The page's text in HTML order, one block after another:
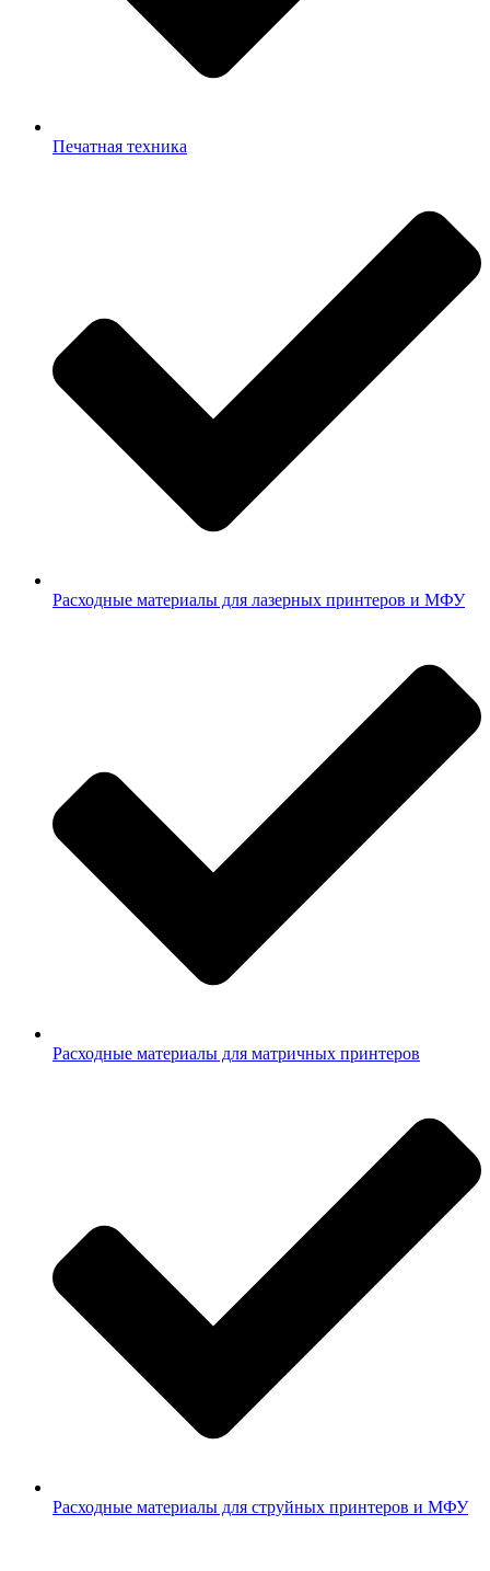
Печатная техника
Расходные материалы для лазерных принтеров и МФУ
Расходные материалы для матричных принтеров
Расходные материалы для струйных принтеров и МФУ